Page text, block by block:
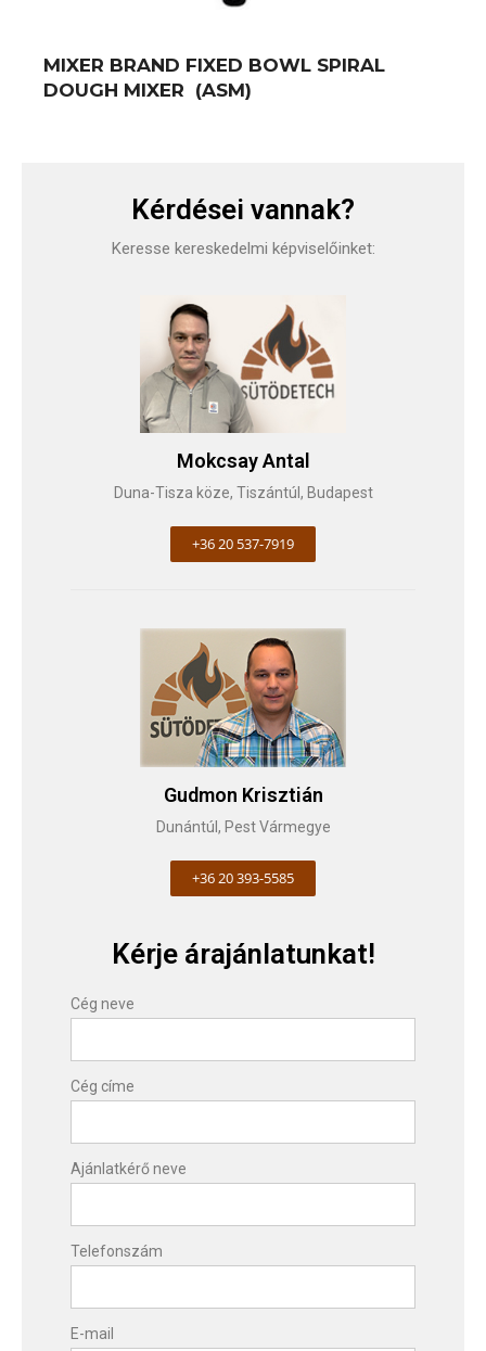
MIXER BRAND FIXED BOWL SPIRAL
DOUGH MIXER (ASM)
Kérdései vannak?
Keresse kereskedelmi képviselőinket:
Mokcsay Antal
Duna-Tisza köze, Tiszántúl, Budapest
+36 20 537-7919
Gudmon Krisztián
Dunántúl, Pest Vármegye
+36 20 393-5585
Kérje árajánlatunkat!
Cég neve
Cég címe
Ajánlatkérő neve
Telefonszám
E-mail